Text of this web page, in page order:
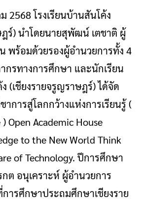
2568 โรงเรียนบ้านสันโค้ง
ฎร์) นำโดยนายสุพัฒน์ เตชาติ ผู้
น พร้อมด้วยรองผู้อำนวยการทั้ง 4
รทางการศึกษา และนักเรียน
(เชียงรายจรูญราษฎร์) ได้จัด
การสู่โลกกว้างแห่งการเรียนรู้ (
) Open Academic House
to the New World Think
of Technology. ปีการศึกษา
ต อนุเคราะห์ ผู้อำนวยการ
ารศึกษาประถมศึกษาเชียงราย